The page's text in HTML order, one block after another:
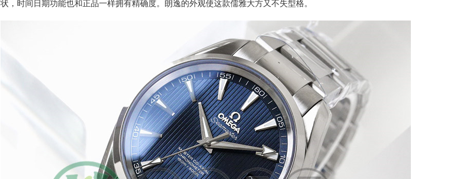
状，时间日期功能也和正品一样拥有精确度。朗逸的外观使这款儒雅大方又不失型格。